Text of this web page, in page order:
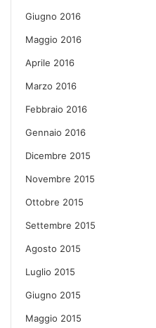
Giugno 2016
Maggio 2016
Aprile 2016
Marzo 2016
Febbraio 2016
Gennaio 2016
Dicembre 2015
Novembre 2015
Ottobre 2015
Settembre 2015
Agosto 2015
Luglio 2015
Giugno 2015
Maggio 2015